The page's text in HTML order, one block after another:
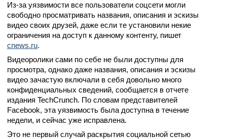
Из-за уязвимости все пользователи соцсети могли
свободно просматривать названия, описания и эскизы
видео своих друзей, даже если те установили некие
ограничения на доступ к данному контенту, пишет
cnews.ru.
Видеоролики сами по себе не были доступны для
просмотра, однако даже названия, описания и эскизы
видео зачастую включали в себя довольно много
конфиденциальных сведений, сообщается в отчете
издания TechCrunch. По словам представителей
Facebook, эта уязвимость была доступна в течение
недели, и сейчас уже исправлена.
Это не первый случай раскрытия социальной сетью